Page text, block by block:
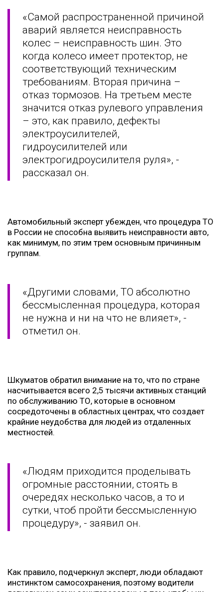
«Самой распространенной причиной
аварий является неисправность
колес – неисправность шин. Это
когда колесо имеет протектор, не
соответствующий техническим
требованиям. Вторая причина –
отказ тормозов. На третьем месте
значится отказ рулевого управления
– это, как правило, дефекты
электроусилителей,
гидроусилителей или
электрогидроусилителя руля», -
рассказал он.
Автомобильный эксперт убежден, что процедура ТО
в России не способна выявить неисправности авто,
как минимум, по этим трем основным причинным
группам.
«Другими словами, ТО абсолютно
бессмысленная процедура, которая
не нужна и ни на что не влияет», -
отметил он.
Шкуматов обратил внимание на то, что по стране
насчитывается всего 2,5 тысячи активных станций
по обслуживанию ТО, которые в основном
сосредоточены в областных центрах, что создает
крайние неудобства для людей из отдаленных
местностей.
«Людям приходится проделывать
огромные расстоянии, стоять в
очередях несколько часов, а то и
сутки, чтоб пройти бессмысленную
процедуру», - заявил он.
Как правило, подчеркнул эксперт, люди обладают
инстинктом самосохранения, поэтому водители